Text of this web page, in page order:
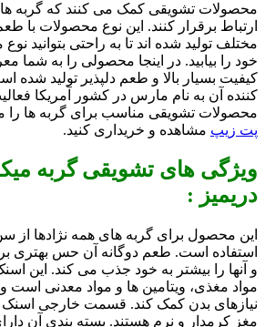
محصولات تشویقی کمک می کنند که گربه ها
ارتباط برقرار کنند. این نوع محصولات با
مختلف تولید شده اند تا به راحتی بتوانید
خود را بیابید. در اینجا محصولی را به شما
کیفیت بسیار بالا و طعم دلپذیر تولید شده
کننده آن به نام مارس در کشور آمریکا
محصولات تشویقی مناسب برای گربه ها را
پت زیپ مشاهده و خریداری کنید.
ویژگی های تشویقی گربه
دریمیز :
استفاده است. طعم دوگانه آن حس بهتری
و آنها را بیشتر به خود جذب می کند. این
مواد مغذی، ویتامین ها و مواد معدنی است و
نیازهای بدن کمک کند. قسمت خارجی اسنک
مغز کرمدار و نرم هستند. بسته بندی آن